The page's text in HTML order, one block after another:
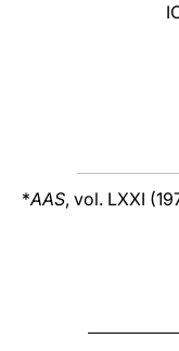
*AAS, vol. LXXI